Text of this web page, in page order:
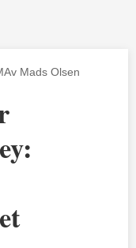
Av Mads Olsen